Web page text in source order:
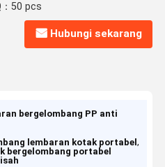
：50 pcs
Hubungi sekarang
bergelombang PP anti
lembaran kotak portabel,
bergelombang portabel